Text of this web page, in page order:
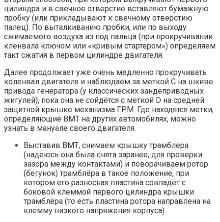
цилиндра и в свечное отверстие вставляют бумажную
пробку (или прикладывают к свечному отверстию
палец). По выталкиванию пробки, или по выходу
сжимаемого воздуха из под пальца (при прокручивании
кленвала ключом или «кривым стартером») определяем
такт сжатия в первом цилиндре двигателя.
Далее продолжает уже очень медленно прокручивать
коленвал двигателя и наблюдаем за меткой С на шкиве
привода генератора (у классических зандеприводных
жигулей), пока она не сойдётся с меткой D на средней
защитной крышке механизма ГРМ. Где находятся метки,
определяющие ВМТ на других автомобилях, можно
узнать в мануале своего двигателя.
Выставив ВМТ, снимаем крышку трамблёра
(надеюсь она была снята заранее, для проверки
зазора между контактами) и поворачиваем ротор
(бегунок) трамблёра в такое положение, при
котором его разносная пластина совпадёт с
боковой клеммой первого цилиндра крышки
трамблёра (то есть пластина ротора направлена на
клемму низкого напряжения корпуса).